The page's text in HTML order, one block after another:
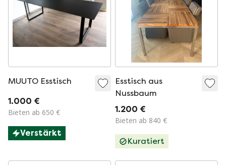
MUUTO Esstisch
1.000 €
Bieten ab 650 €
Verstärkt
Esstisch aus
Nussbaum
1.200 €
Bieten ab 840 €
Kuratiert